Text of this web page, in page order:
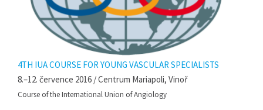
4TH IUA COURSE FOR YOUNG VASCULAR SPECIALISTS
8.–12. července 2016 / Centrum Mariapoli, Vinoř
Course of the International Union of Angiology